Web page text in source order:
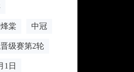
棠 中冠
级赛第2轮
1日